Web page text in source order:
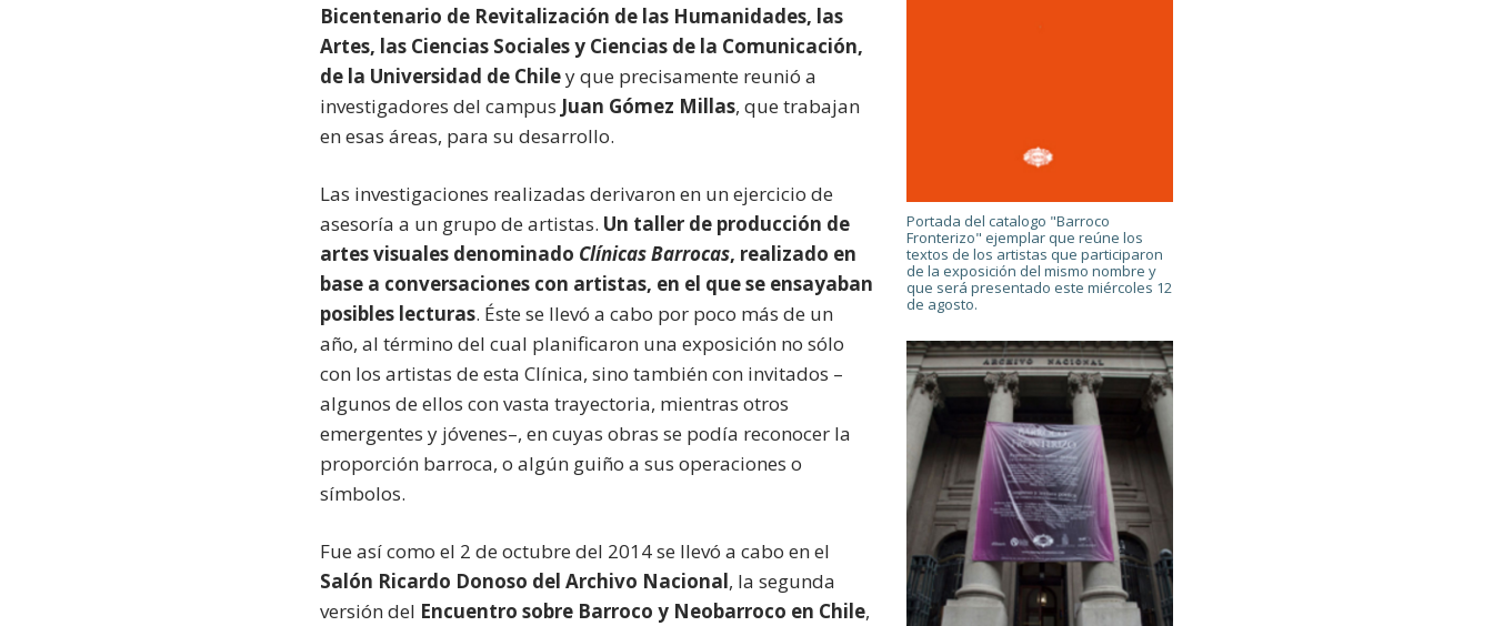
Portada del catalogo "Barroco
Fronterizo" ejemplar que reúne los
textos de los artistas que participaron
de la exposición del mismo nombre y
que será presentado este miércoles 12
de agosto.
Bicentenario de Revitalización de las Humanidades, las
Artes, las Ciencias Sociales y Ciencias de la Comunicación,
de la Universidad de Chiley que precisamente reunió a
investigadores del campus Juan Gómez Millas, que trabajan
en esas áreas, para su desarrollo.
Las investigaciones realizadas derivaron en un ejercicio de
asesoría a un grupo de artistas. Un taller de producción de
artes visuales denominado Clínicas Barrocas, realizado en
base a conversaciones con artistas, en el que se ensayaban
posibles lecturas. Éste se llevó a cabo por poco más de un
año, al término del cual planificaron una exposición no sólo
con los artistas de esta Clínica, sino también con invitados –
algunos de ellos con vasta trayectoria, mientras otros
emergentes y jóvenes–, en cuyas obras se podía reconocer la
proporción barroca, o algún guiño a sus operaciones o
símbolos.
Fue así como el 2 de octubre del 2014 se llevó a cabo en el
Salón Ricardo Donoso del Archivo Nacional, la segunda
versión del Encuentro sobre Barroco y Neobarroco en Chile,